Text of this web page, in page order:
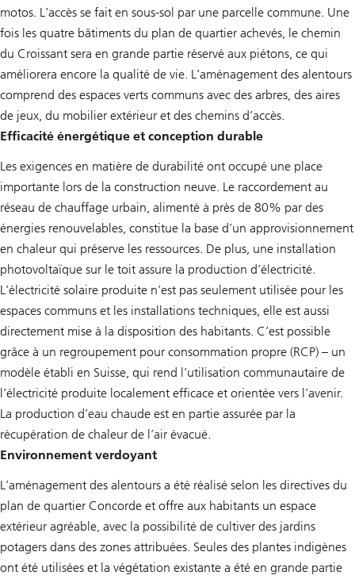
motos. L’accès se fait en sous-sol par une parcelle commune. Une
fois les quatre bâtiments du plan de quartier achevés, le chemin
du Croissant sera en grande partie réservé aux piétons, ce qui
améliorera encore la qualité de vie. L’aménagement des alentours
comprend des espaces verts communs avec des arbres, des aires
de jeux, du mobilier extérieur et des chemins d’accès.
Efficacité énergétique et conception durable
Les exigences en matière de durabilité ont occupé une place
importante lors de la construction neuve. Le raccordement au
réseau de chauffage urbain, alimenté à près de 80% par des
énergies renouvelables, constitue la base d’un approvisionnement
en chaleur qui préserve les ressources. De plus, une installation
photovoltaïque sur le toit assure la production d’électricité.
L’électricité solaire produite n’est pas seulement utilisée pour les
espaces communs et les installations techniques, elle est aussi
directement mise à la disposition des habitants. C’est possible
grâce à un regroupement pour consommation propre (RCP) – un
modèle établi en Suisse, qui rend l’utilisation communautaire de
l’électricité produite localement efficace et orientée vers l’avenir.
La production d’eau chaude est en partie assurée par la
récupération de chaleur de l’air évacué.
Environnement verdoyant
L’aménagement des alentours a été réalisé selon les directives du
plan de quartier Concorde et offre aux habitants un espace
extérieur agréable, avec la possibilité de cultiver des jardins
potagers dans des zones attribuées. Seules des plantes indigènes
ont été utilisées et la végétation existante a été en grande partie